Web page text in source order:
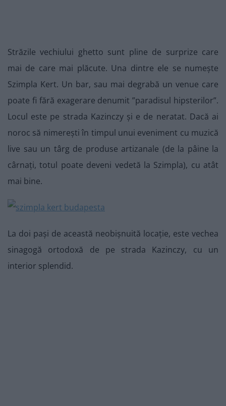
Străzile vechiului ghetto sunt pline de surprize care
mai de care mai plăcute. Una dintre ele se numește
Szimpla Kert. Un bar, sau mai degrabă un venue care
poate fi fără exagerare denumit ”paradisul hipsterilor”.
Locul este pe strada Kazinczy și e de neratat. Dacă ai
noroc să nimerești în timpul unui eveniment cu muzică
live sau un târg de produse artizanale (de la pâine la
cârnați, totul poate deveni vedetă la Szimpla), cu atât
mai bine.
La doi pași de această neobișnuită locație, este vechea
sinagogă ortodoxă de pe strada Kazinczy, cu un
interior splendid.